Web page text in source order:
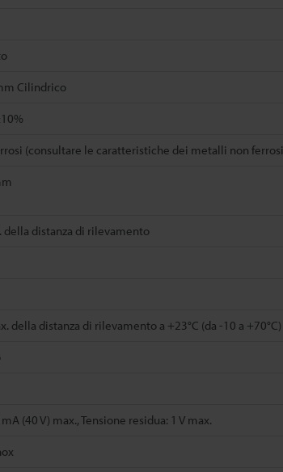
Cilindrico
(consultare le caratteristiche dei metalli non
della distanza di rilevamento
della distanza di rilevamento a +23°C (da -10 a +70°C)
(40 V) max., Tensione residua: 1 V max.